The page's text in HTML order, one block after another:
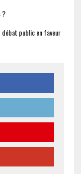
?
débat public en faveur